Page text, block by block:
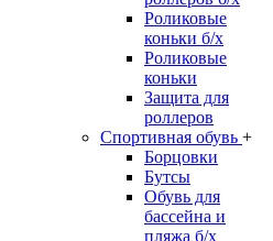
Роликовые
коньки б/х
Роликовые
коньки
Защита для
роллеров
Спортивная обувь +
Борцовки
Бутсы
Обувь для
бассейна и
пляжа б/х